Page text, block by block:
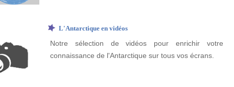
L'Antarctique en vidéos
Notre sélection de vidéos pour enrichir votre
connaissance de l'Antarctique sur tous vos écrans.